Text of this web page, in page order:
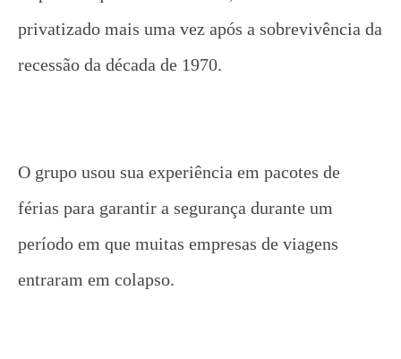
privatizado mais uma vez após a sobrevivência da
recessão da década de 1970.
O grupo usou sua experiência em pacotes de
férias para garantir a segurança durante um
período em que muitas empresas de viagens
entraram em colapso.